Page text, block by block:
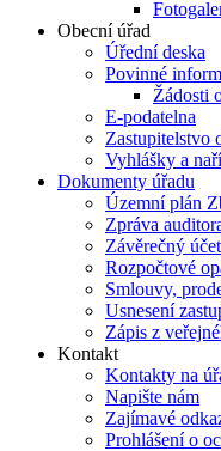
Obecní úřad
Úřední deska
Povinné
Žádosti
E-podatelna
Zastupitelstvo
Vyhlášky a
Dokumenty úřadu
Územní plán
Zpráva
Závěrečný účet
Rozpočtové
Smlouvy,
Usnesení
Zápis z
Kontakt
Kontakty na
Napište nám
Zajímavé
Prohlášení o